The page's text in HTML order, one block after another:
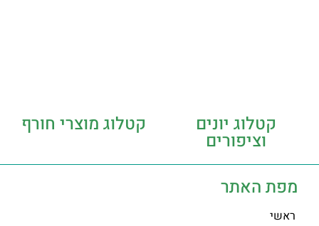
קטלוג יונים
וציפורים
קטלוג מוצרי חורף
מפת האתר
ראשי